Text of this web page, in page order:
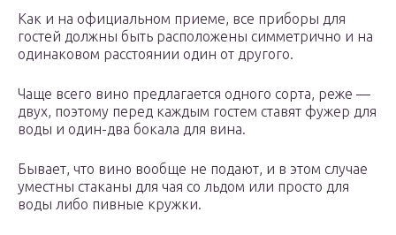
Как и на официальном приеме, все приборы для
гостей должны быть расположены симметрично и на
одинаковом расстоянии один от другого.
Чаще всего вино предлагается одного сорта, реже —
двух, поэтому перед каждым гостем ставят фужер для
воды и один-два бокала для вина.
Бывает, что вино вообще не подают, и в этом случае
уместны стаканы для чая со льдом или просто для
воды либо пивные кружки.